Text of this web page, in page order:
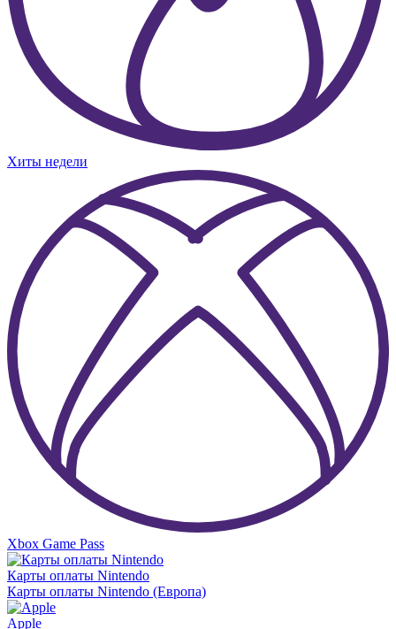
Хиты недели
Xbox Game Pass
Карты оплаты Nintendo
Карты оплаты Nintendo (Европа)
Apple